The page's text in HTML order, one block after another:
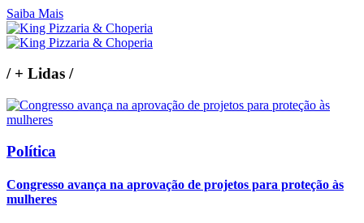
Saiba Mais
/+ Lidas /
Política
Congresso avança na aprovação de projetos para proteção às
mulheres